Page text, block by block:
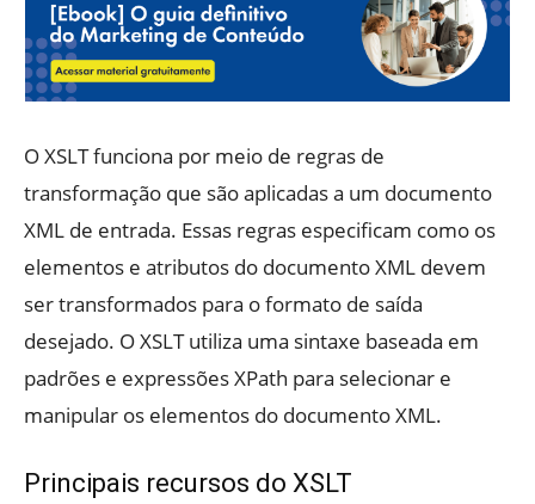
O XSLT funciona por meio de regras de
transformação que são aplicadas a um documento
XML de entrada. Essas regras especificam como os
elementos e atributos do documento XML devem
ser transformados para o formato de saída
desejado. O XSLT utiliza uma sintaxe baseada em
padrões e expressões XPath para selecionar e
manipular os elementos do documento XML.
Principais recursos do XSLT